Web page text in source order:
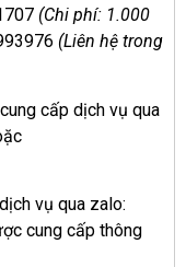
(Chi phí: 1.000
(Liên hệ trong
cấp dịch vụ qua
vụ qua zalo:
cung cấp thông